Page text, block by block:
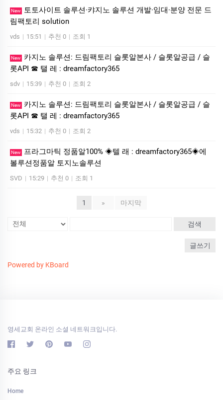
New
토­토사이트 솔루션·캬지노 솔루션 개발·임대·분양 전문 드
림팩토리 solution
vds | 15:51 | 추천 0 | 조회 1
New
카지노 솔루션: 드림팩토리 슬롯알본사 / 슬롯알공급 / 슬
롯API ☎ 탤 레 : dreamfactory365
sdv | 15:39 | 추천 0 | 조회 2
New
카지노 솔루션: 드림팩토리 슬롯알본사 / 슬롯알공급 / 슬
롯API ☎ 탤 레 : dreamfactory365
vds | 15:32 | 추천 0 | 조회 2
New
프라그마틱 정품알100% ◈텔 래 : dreamfactory365◈에
볼루션정품알 토지노솔루션
SVD | 15:29 | 추천 0 | 조회 1
1 » 마지막
검색
글쓰기
Powered by KBoard
영세교회 온라인 소셜 네트워크입니다.
주요 링크
Home